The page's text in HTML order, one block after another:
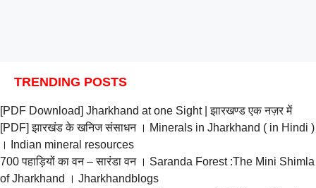
TRENDING POSTS
[PDF Download] Jharkhand at one Sight | झारखण्ड एक नज़र में
[PDF] झारखंड के खनिज संसाधन । Minerals in Jharkhand ( in Hindi )
। Indian mineral resources
700 पहाड़ियों का वन – सारंडा वन । Saranda Forest :The Mini Shimla
of Jharkhand । Jharkhandblogs